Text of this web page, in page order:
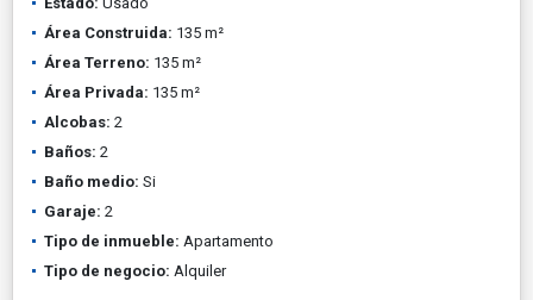
Área Construida: 135 m²
Área Terreno: 135 m²
Área Privada: 135 m²
Alcobas: 2
Baños: 2
Baño medio: Si
Garaje: 2
Tipo de inmueble: Apartamento
Tipo de negocio: Alquiler